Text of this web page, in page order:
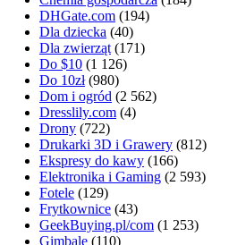
DHGate.com (194)
Dla dziecka (40)
Dla zwierząt (171)
Do $10 (1 126)
Do 10zł(980)
Dom i ogród (2 562)
Dresslily.com (4)
Drony (722)
Drukarki 3D i Grawery (812)
Ekspresy do kawy (166)
Elektronika i Gaming (2 593)
Fotele (129)
Frytkownice (43)
GeekBuying.pl/com (1 253)
Gimbale (110)